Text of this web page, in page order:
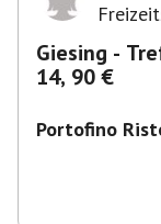
Giesing -
14, 90 €
Portofino